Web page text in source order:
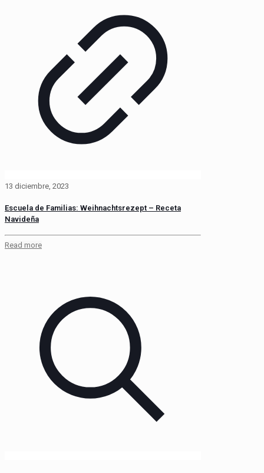
13 diciembre, 2023
Escuela de Familias: Weihnachtsrezept – Receta
Navideña
Read more